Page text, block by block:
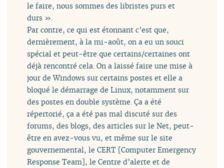
le faire, nous sommes des libristes purs et
durs ».
Par contre, ce qui est étonnant c’est que,
dernièrement, à la mi-août, on a eu un souci
spécial et peut-être que certains/certaines ont
déjà rencontré cela. On a laissé faire une mise à
jour de Windows sur certains postes et elle a
bloqué le démarrage de Linux, notamment sur
des postes en double système. Ça a été
répertorié, ça a été pas mal discuté sur des
forums, des blogs, des articles sur le Net, peut-
être en avez-vous vu, et même sur le site
gouvernemental, le CERT [Computer Emergency
Response Team], le Centre d’alerte et de